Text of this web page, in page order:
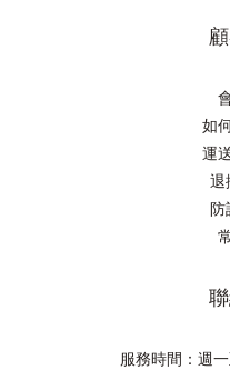
如
運
退
防
服務時間：週